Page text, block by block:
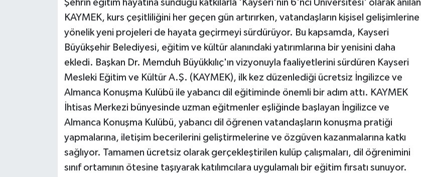
Şehrin eğitim hayatına sunduğu katkılarla 'Kayseri'nin 6'ncı Üniversitesi' olarak anılan
KAYMEK, kurs çeşitliliğini her geçen gün artırırken, vatandaşların kişisel gelişimlerine
yönelik yeni projeleri de hayata geçirmeyi sürdürüyor. Bu kapsamda, Kayseri
Büyükşehir Belediyesi, eğitim ve kültür alanındaki yatırımlarına bir yenisini daha
ekledi. Başkan Dr. Memduh Büyükkılıç'ın vizyonuyla faaliyetlerini sürdüren Kayseri
Mesleki Eğitim ve Kültür A.Ş. (KAYMEK), ilk kez düzenlediği ücretsiz İngilizce ve
Almanca Konuşma Kulübü ile yabancı dil eğitiminde önemli bir adım attı. KAYMEK
İhtisas Merkezi bünyesinde uzman eğitmenler eşliğinde başlayan İngilizce ve
Almanca Konuşma Kulübü, yabancı dil öğrenen vatandaşların konuşma pratiği
yapmalarına, iletişim becerilerini geliştirmelerine ve özgüven kazanmalarına katkı
sağlıyor. Tamamen ücretsiz olarak gerçekleştirilen kulüp çalışmaları, dil öğrenimini
sınıf ortamının ötesine taşıyarak katılımcılara uygulamalı bir eğitim fırsatı sunuyor.
KÜLTÜR SANAT
MAGAZİN
POLİTİKA
SPOR HABERLERİ